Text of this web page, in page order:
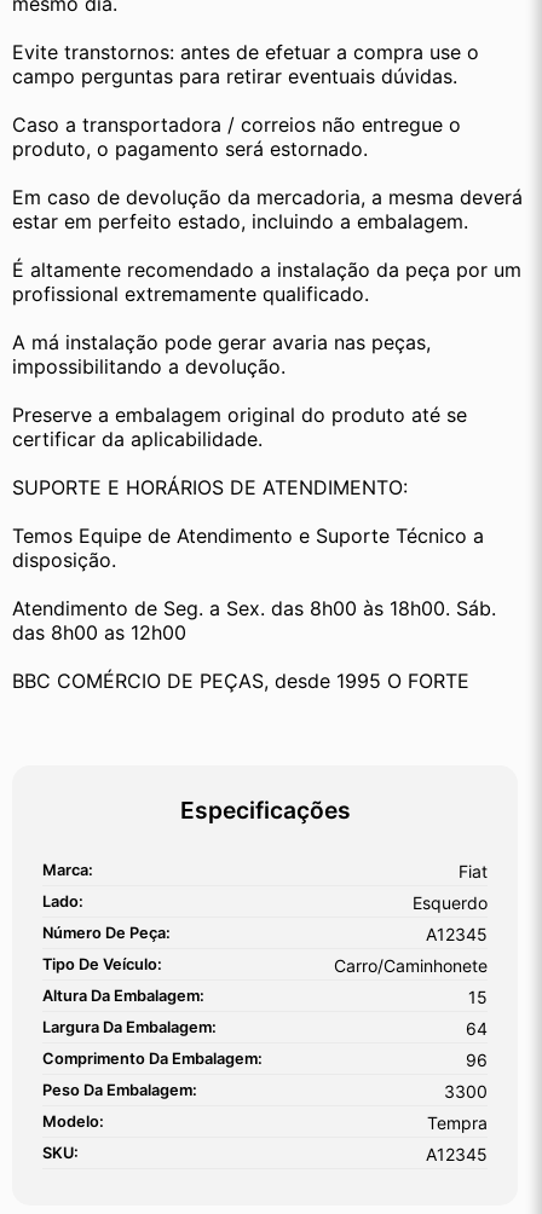
Evite transtornos: antes de efetuar a compra use o
campo perguntas para retirar eventuais dúvidas.
Caso a transportadora / correios não entregue o
produto, o pagamento será estornado.
Em caso de devolução da mercadoria, a mesma deverá
estar em perfeito estado, incluindo a embalagem.
É altamente recomendado a instalação da peça por um
profissional extremamente qualificado.
A má instalação pode gerar avaria nas peças,
impossibilitando a devolução.
Preserve a embalagem original do produto até se
certificar da aplicabilidade.
SUPORTE E HORÁRIOS DE ATENDIMENTO:
Temos Equipe de Atendimento e Suporte Técnico a
disposição.
Atendimento de Seg. a Sex. das 8h00 às 18h00. Sáb.
das 8h00 as 12h00
BBC COMÉRCIO DE PEÇAS, desde 1995 O FORTE
Especificações
Marca: Fiat
Lado: Esquerdo
Número De Peça: A12345
Tipo De Veículo: Carro/Caminhonete
Altura Da Embalagem: 15
Largura Da Embalagem: 64
Comprimento Da Embalagem: 96
Peso Da Embalagem: 3300
Modelo: Tempra
SKU: A12345